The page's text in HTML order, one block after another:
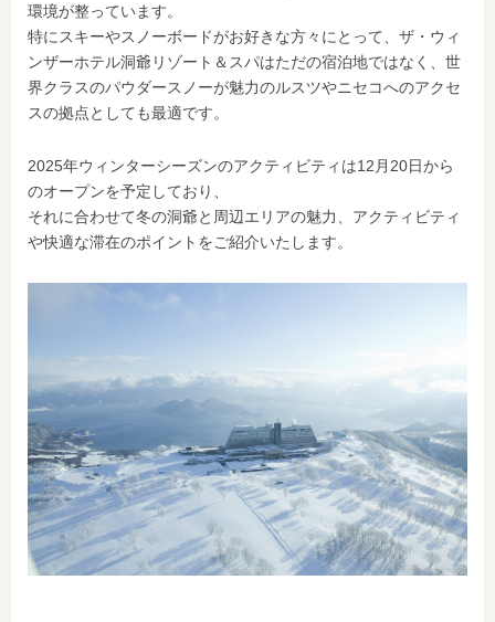
環境が整っています。
特にスキーやスノーボードがお好きな方々にとって、ザ・ウィ
ンザーホテル洞爺リゾート＆スパはただの宿泊地ではなく、世
界クラスのパウダースノーが魅力のルスツやニセコへのアクセ
スの拠点としても最適です。
2025年ウィンターシーズンのアクティビティは12月20日から
のオープンを予定しており、
それに合わせて冬の洞爺と周辺エリアの魅力、アクティビティ
や快適な滞在のポイントをご紹介いたします。